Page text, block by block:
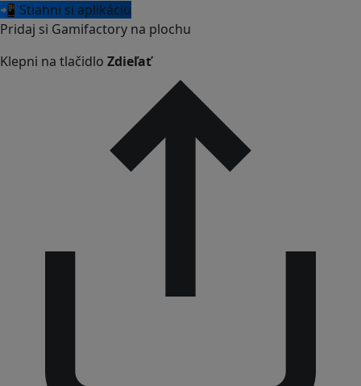
📲 Stiahni si aplikáciu
Pridaj si Gamifactory na plochu
Klepni na tlačidlo Zdieľať